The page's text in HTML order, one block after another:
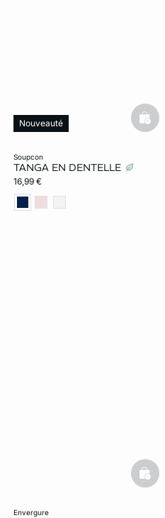
soupcon
TANGA EN DENTELLE
16,99 €
Nouveauté
envergure